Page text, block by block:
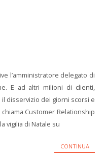
l’amministratore delegato di
E ad altri milioni di clienti,
disservizio dei giorni scorsi e
Customer Relationship
vigilia di Natale su
CONTINUA